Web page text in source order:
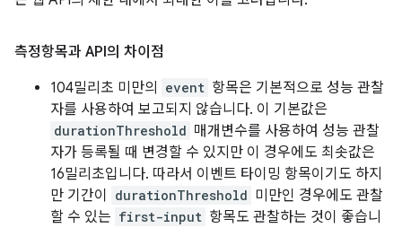
측정항목과 API의 차이점
104밀리초 미만의 event 항목은 기본적으로 성능 관찰
자를 사용하여 보고되지 않습니다. 이 기본값은
durationThreshold 매개변수를 사용하여 성능 관찰
자가 등록될 때 변경할 수 있지만 이 경우에도 최솟값은
16밀리초입니다. 따라서 이벤트 타이밍 항목이기도 하지
만 기간이
durationThreshold 미만인 경우에도 관찰
할 수 있는 first-input 항목도 관찰하는 것이 좋습니